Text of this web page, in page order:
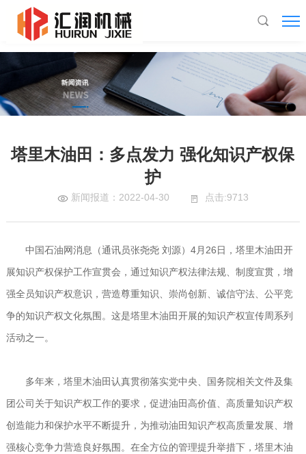
九游在线官方官网
塔里木油田：多点发力 强化知识产权保
护
新闻报道：2022-04-30 点击:9713
中国石油网消息（通讯员张尧尧 刘源）4月26日，塔里木油田开
展知识产权保护工作宣贯会，通过知识产权法律法规、制度宣贯，增
强全员知识产权意识，营造尊重知识、崇尚创新、诚信守法、公平竞
争的知识产权文化氛围。这是塔里木油田开展的知识产权宣传周系列
活动之一。
多年来，塔里木油田认真贯彻落实党中央、国务院相关文件及集
团公司关于知识产权工作的要求，促进油田高价值、高质量知识产权
创造能力和保护水平不断提升，为推动油田知识产权高质量发展、增
强核心竞争力营造良好氛围。在全方位的管理提升举措下，塔里木油